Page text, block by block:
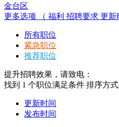
金台区
更多选项 （ 福利 招聘要求 更新
所有职位
紧急职位
推荐职位
提升招聘效果，请致电：
找到 1 个职位满足条件 排序方式
更新时间
发布时间